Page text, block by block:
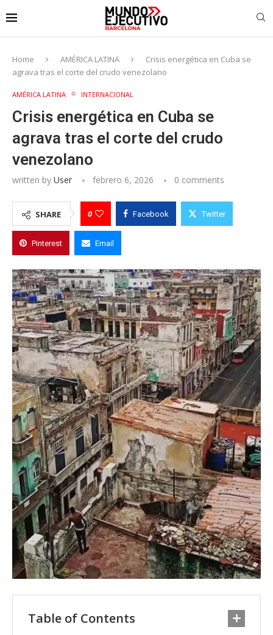
Home AMÉRICA LATINA
Crisis energética en Cuba se
agrava tras el corte del crudo venezolano
AMÉRICA LATINA INTERNACIONAL
Crisis energética en Cuba se
agrava tras el corte del crudo
venezolano
written by User febrero 6, 2026 0 comments
SHARE 0 Facebook Twitter
Pinterest Email
Table of Contents